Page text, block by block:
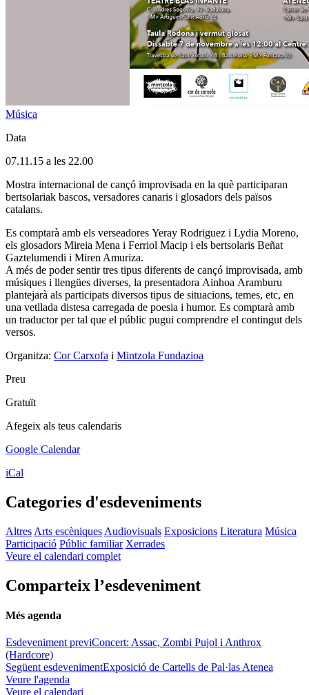
Música
Data
07.11.15 a les 22.00
Mostra internacional de cançó improvisada en la què participaran
bertsolariak bascos, versadores canaris i glosadors dels països
catalans.
Es comptarà amb els verseadores Yeray Rodriguez i Lydia Moreno,
els glosadors Mireia Mena i Ferriol Macip i els bertsolaris Beñat
Gaztelumendi i Miren Amuriza.
A més de poder sentir tres tipus diferents de cançó improvisada, amb
músiques i llengües diverses, la presentadora Ainhoa Aramburu
plantejarà als participats diversos tipus de situacions, temes, etc, en
una vetllada distesa carregada de poesia i humor. Es comptarà amb
un traductor per tal que el públic pugui comprendre el contingut dels
versos.
Organitza: Cor Carxofa i Mintzola Fundazioa
Preu
Gratuït
Afegeix als teus calendaris
Google Calendar
iCal
Categories d'esdeveniments
Altres Arts escèniques Audiovisuals Exposicions Literatura Música
Participació Públic familiar Xerrades
Veure el calendari complet
Comparteix l’esdeveniment
Més agenda
Esdeveniment previConcert: Assac, Zombi Pujol i Anthrox
(Hardcore)
Següent esdevenimentExposició de Cartells de Pal·las Atenea
Veure l'agenda
Veure el calendari